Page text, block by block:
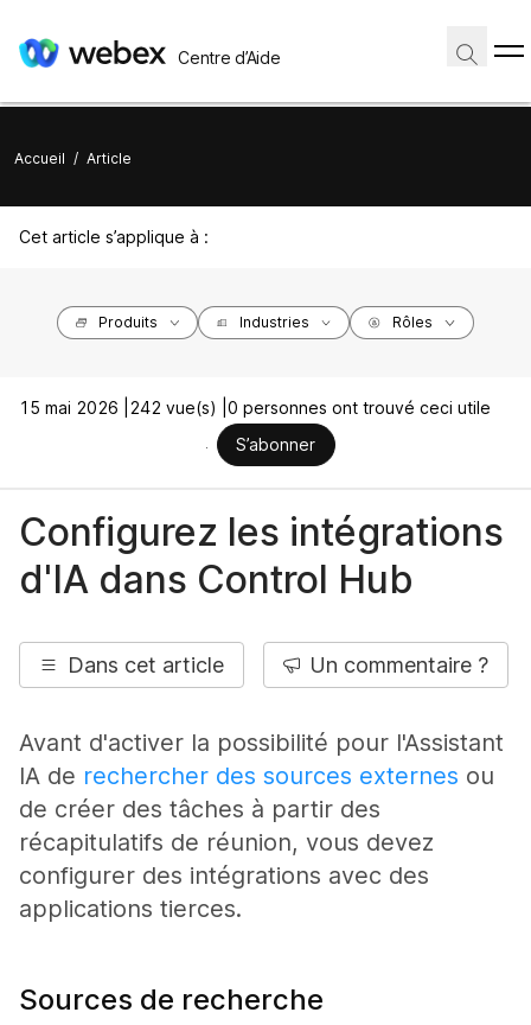
Centre d’Aide
Accueil / Article
Cet article s’applique à :
Produits Industries Rôles
15 mai 2026 | 242 vue(s) | 0 personnes ont trouvé ceci utile
S’abonner
Configurez les intégrations
d'IA dans Control Hub
Dans cet article Un commentaire ?
Avant d'activer la possibilité pour l'Assistant
IA de rechercher des sources externes ou
de créer des tâches à partir des
récapitulatifs de réunion, vous devez
configurer des intégrations avec des
applications tierces.
Sources de recherche